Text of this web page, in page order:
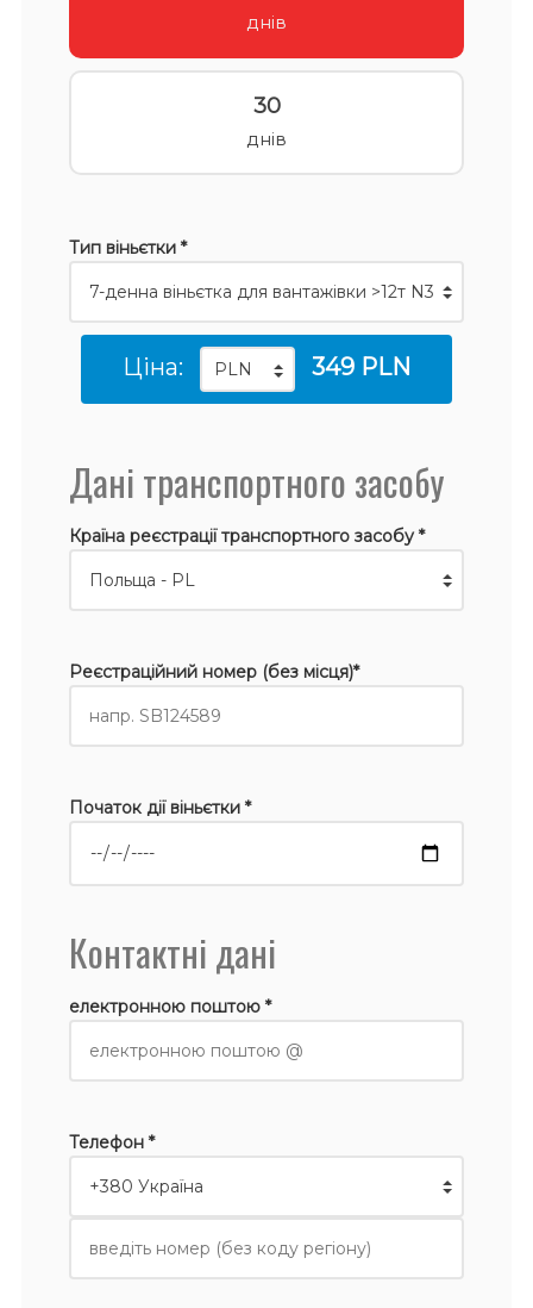
днів
30
днів
Тип віньєтки *
Ціна: 349 PLN
Дані транспортного засобу
Країна реєстрації транспортного засобу *
Реєстраційний номер (без місця)*
Початок дії віньєтки *
Контактні дані
електронною поштою *
Телефон *